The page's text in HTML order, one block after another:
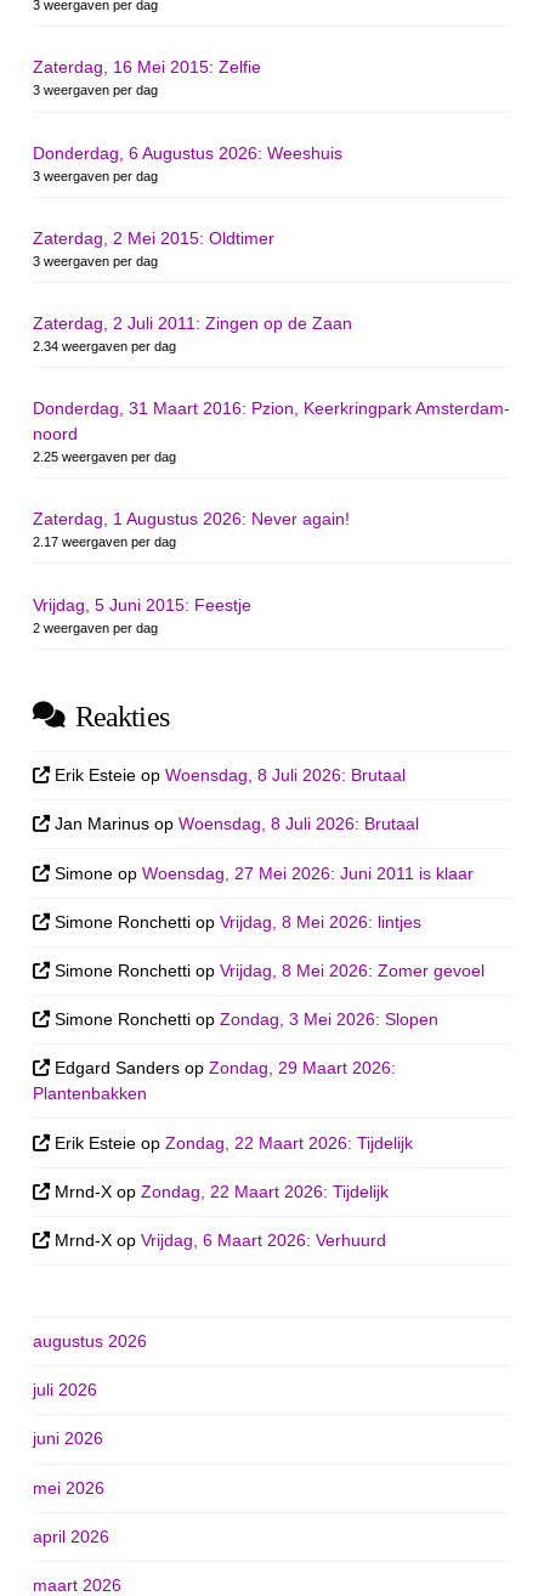
3 weergaven per dag
Zaterdag, 16 Mei 2015: Zelfie
3 weergaven per dag
Donderdag, 6 Augustus 2026: Weeshuis
3 weergaven per dag
Zaterdag, 2 Mei 2015: Oldtimer
3 weergaven per dag
Zaterdag, 2 Juli 2011: Zingen op de Zaan
2.34 weergaven per dag
Donderdag, 31 Maart 2016: Pzion, Keerkringpark Amsterdam-
noord
2.25 weergaven per dag
Zaterdag, 1 Augustus 2026: Never again!
2.17 weergaven per dag
Vrijdag, 5 Juni 2015: Feestje
2 weergaven per dag
Reakties
Erik Esteie opWoensdag, 8 Juli 2026: Brutaal
Jan Marinus opWoensdag, 8 Juli 2026: Brutaal
Simone opWoensdag, 27 Mei 2026: Juni 2011 is klaar
Simone Ronchetti opVrijdag, 8 Mei 2026: lintjes
Simone Ronchetti opVrijdag, 8 Mei 2026: Zomer gevoel
Simone Ronchetti opZondag, 3 Mei 2026: Slopen
Edgard Sanders opZondag, 29 Maart 2026:
Plantenbakken
Erik Esteie opZondag, 22 Maart 2026: Tijdelijk
Mrnd-X opZondag, 22 Maart 2026: Tijdelijk
Mrnd-X opVrijdag, 6 Maart 2026: Verhuurd
augustus 2026
juli 2026
juni 2026
mei 2026
april 2026
maart 2026